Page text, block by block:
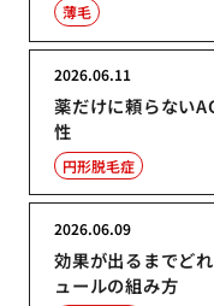
薄毛
薬だけに頼らない
性
2026.06.11
円形脱毛症
効果が出るまでど
ュールの組み方
2026.06.09